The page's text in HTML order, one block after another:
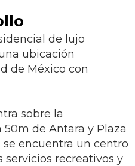
de lujo
ubicación
de México con
sobre la
de Antara y Plaza
se encuentra un centro
recreativos y